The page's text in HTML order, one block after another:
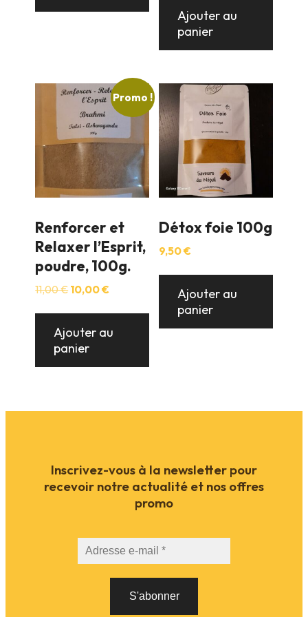
était :
18,00 €.
est :
16,00 €.
Ajouter au
panier
Promo !
Renforcer et
Relaxer l’Esprit,
poudre, 100g.
11,00€ Le
initial
était :
11,00 €.
10,00€
actuel
est :
10,00 €.
Ajouter au
panier
Détox foie 100g
9,50€
Ajouter au
panier
Inscrivez-vous à la newsletter pour
recevoir notre actualité et nos offres
promo